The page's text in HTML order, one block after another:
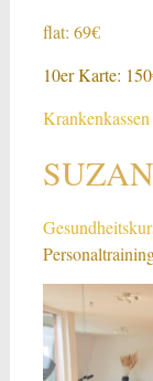
flat: 69€
10er Karte: